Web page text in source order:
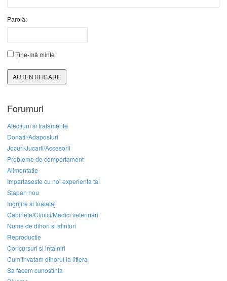
Parolă:
Ține-mă minte
AUTENTIFICARE
Forumuri
Afectiuni si tratamente
Donatii/Adaposturi
Jocuri/Jucarii/Accesorii
Probleme de comportament
Alimentatie
Impartaseste cu noi experienta ta!
Stapan nou
Ingrijire si toaletaj
Cabinete/Clinici/Medici veterinari
Nume de dihori si alinturi
Reproductie
Concursuri si intalniri
Cum invatam dihorul la litiera
Sa facem cunostinta